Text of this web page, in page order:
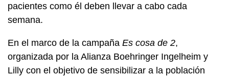
pacientes como él deben llevar a cabo cada
semana.
En el marco de la campaña Es cosa de 2,
organizada por la Alianza Boehringer Ingelheim y
Lilly con el objetivo de sensibilizar a la población